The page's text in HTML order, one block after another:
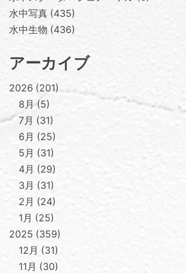
水中写真 435
水中生物 436
アーカイブ
2026 201
8月
5
7月
31
6月
25
5月
31
4月
29
3月
31
2月
24
1月
25
2025 359
12月
31
11月
30